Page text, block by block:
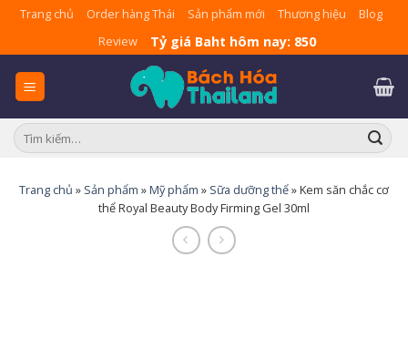
Skip
content
Trang chủ Order hàng Thái Sản phẩm mới Thương hiệu
Blog
Review
Tỷ giá Baht hôm nay: 850
Tìm
kiếm:
Trang chủ » Sản phẩm »Mỹ phẩm » Sữa dưỡng thể»Kem săn chắc cơ
thể Royal Beauty Body Firming Gel 30ml